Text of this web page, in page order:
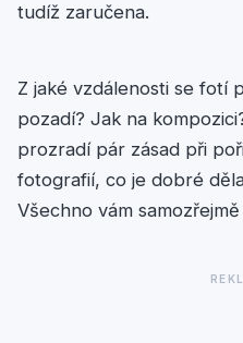
tudíž zaručena.
Z jaké vzdálenosti se fotí
pozadí? Jak na
prozradí pár zásad při
fotografií, co je dobré
Všechno vám